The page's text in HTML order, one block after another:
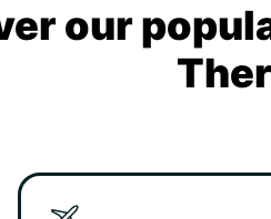
our